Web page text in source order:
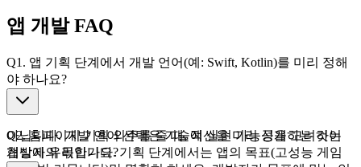
앱 개발 FAQ
Q1. 앱 기획 단계에서 개발 언어(예: Swift, Kotlin)를 미리 정해
야 하나요?
아닙니다. 개발 언어 선택은 기술적 실현 가능성을 고려하는
개발자의 몫입니다. 기획 단계에서는 앱의 목표(고성능 게임
Q2. 홈페이지 기획 외주를 줄 때, 예산을 미리 공개하는 것이
협상에 유리한가요?